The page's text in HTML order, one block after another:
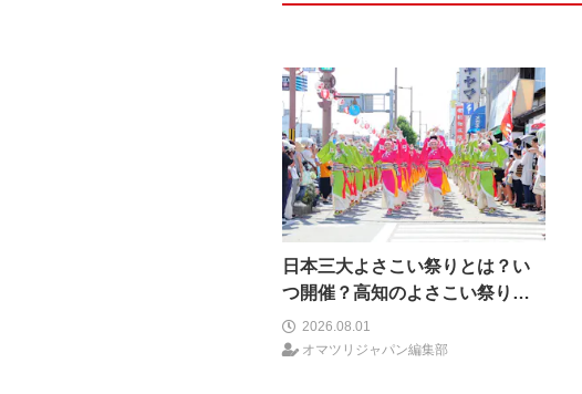
日本三大よさこい祭りとは？い
つ開催？高知のよさこい祭り、
北海道のYOSAKOIソーラン、も
う一つはどこ？
2026.08.01
オマツリジャパン編集部